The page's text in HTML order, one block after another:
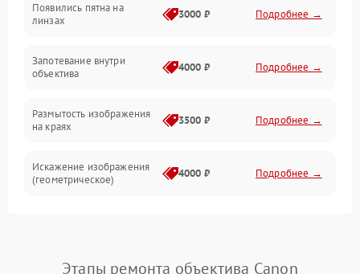
Появились пятна на
линзах
3000 ₽ Подробнее →
Запотевание внутри
объектива
4000 ₽ Подробнее →
Размытость изображения
на краях
3500 ₽ Подробнее →
Искажение изображения
(геометрическое)
4000 ₽ Подробнее →
Этапы ремонта объектива Canon